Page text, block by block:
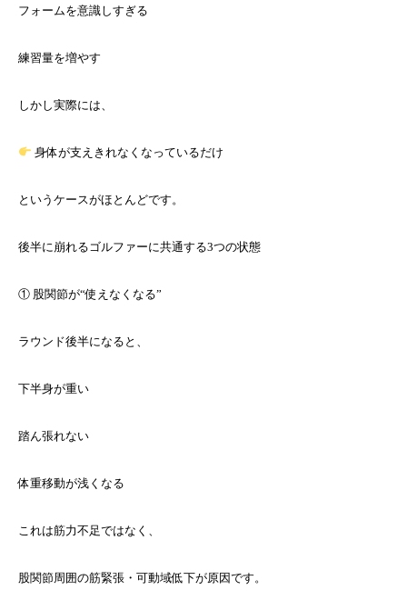
フォームを意識しすぎる
練習量を増やす
しかし実際には、
身体が支えきれなくなっているだけ
というケースがほとんどです。
後半に崩れるゴルファーに共通する3つの状態
① 股関節が“使えなくなる”
ラウンド後半になると、
下半身が重い
踏ん張れない
体重移動が浅くなる
これは筋力不足ではなく、
股関節周囲の筋緊張・可動域低下が原因です。